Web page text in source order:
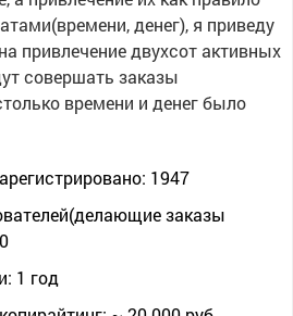
денег), я приведу
привлечение двухсот активных
совершать заказы
времени и денег было
1947
заказы
1 год